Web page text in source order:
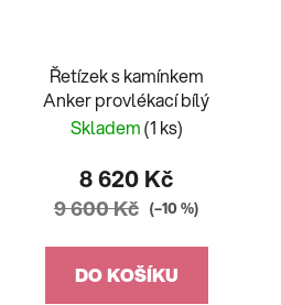
Řetízek s kamínkem
Anker provlékací bílý
Skladem(1 ks)
8 620 Kč
9 600 Kč (–10 %)
DO KOŠÍKU